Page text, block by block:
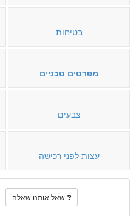
בטיחות
מפרטים טכניים
צבעים
עצות לפני רכישה
שאל אותנו שאלה